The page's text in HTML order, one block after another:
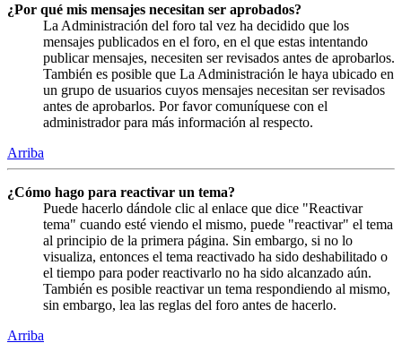
¿Por qué mis mensajes necesitan ser aprobados?
La Administración del foro tal vez ha decidido que los
mensajes publicados en el foro, en el que estas intentando
publicar mensajes, necesiten ser revisados antes de aprobarlos.
También es posible que La Administración le haya ubicado en
un grupo de usuarios cuyos mensajes necesitan ser revisados
antes de aprobarlos. Por favor comuníquese con el
administrador para más información al respecto.
Arriba
¿Cómo hago para reactivar un tema?
Puede hacerlo dándole clic al enlace que dice "Reactivar
tema" cuando esté viendo el mismo, puede "reactivar" el tema
al principio de la primera página. Sin embargo, si no lo
visualiza, entonces el tema reactivado ha sido deshabilitado o
el tiempo para poder reactivarlo no ha sido alcanzado aún.
También es posible reactivar un tema respondiendo al mismo,
sin embargo, lea las reglas del foro antes de hacerlo.
Arriba